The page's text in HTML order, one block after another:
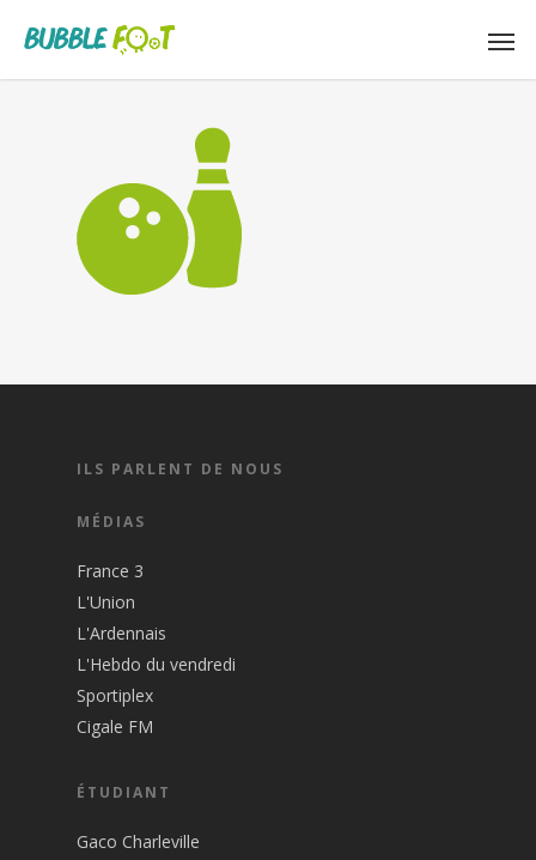
ILS PARLENT DE NOUS
MÉDIAS
France 3
L'Union
L'Ardennais
L'Hebdo du vendredi
Sportiplex
Cigale FM
ÉTUDIANT
Gaco Charleville